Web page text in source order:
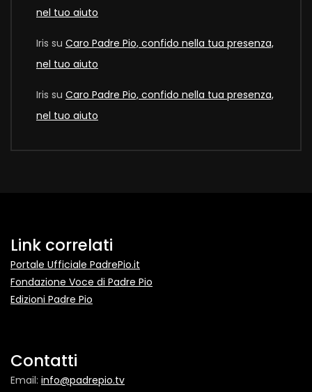
nel tuo aiuto
Iris su Caro Padre Pio, confido nella tua presenza,
nel tuo aiuto
Iris su Caro Padre Pio, confido nella tua presenza,
nel tuo aiuto
Link correlati
Portale Ufficiale PadrePio.it
Fondazione Voce di Padre Pio
Edizioni Padre Pio
Contatti
Email: info@padrepio.tv